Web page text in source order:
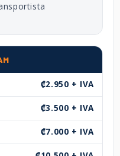
₡2.950 + IVA
₡3.500 + IVA
₡7.000 + IVA